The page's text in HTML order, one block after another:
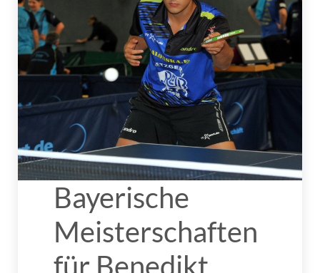
Bayerische
Meisterschaften
für Benedikt